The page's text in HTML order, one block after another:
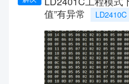
值”有异常
LD2410C